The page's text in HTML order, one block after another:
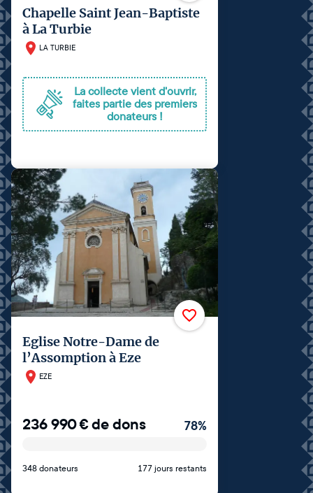
Chapelle Saint Jean-Baptiste
à La Turbie
LA TURBIE
La collecte vient d'ouvrir,
faites partie des premiers
donateurs !
Eglise Notre-Dame de
l’Assomption à Eze
EZE
236 990€de dons 78%
348 donateurs 177 jours restants